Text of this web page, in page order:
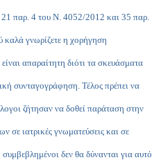
παρ. 4 του Ν. 4052/2012 και 35 παρ.
γνωρίζετε η χορήγηση
απαραίτητη διότι τα σκευάσματα
συνταγογράφηση. Τέλος πρέπει να
ζήτησαν να δοθεί παράταση στην
ιατρικές γνωματεύσεις και σε
δεν θα δύνανται για αυτό